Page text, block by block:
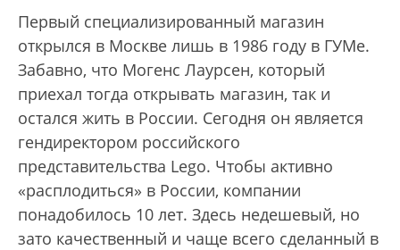
Первый специализированный магазин
открылся в Москве лишь в 1986 году в ГУМе.
Забавно, что Могенс Лаурсен, который
приехал тогда открывать магазин, так и
остался жить в России. Сегодня он является
гендиректором российского
представительства Lego. Чтобы активно
«расплодиться» в России, компании
понадобилось 10 лет. Здесь недешевый, но
зато качественный и чаще всего сделанный в